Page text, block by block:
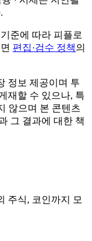
기준에 따라 피플로
편집·검수 정책의
정보 제공이며 투
재할 수 있으나, 특
않으며 본 콘텐츠
그 결과에 대한 책
주식, 코인까지 모